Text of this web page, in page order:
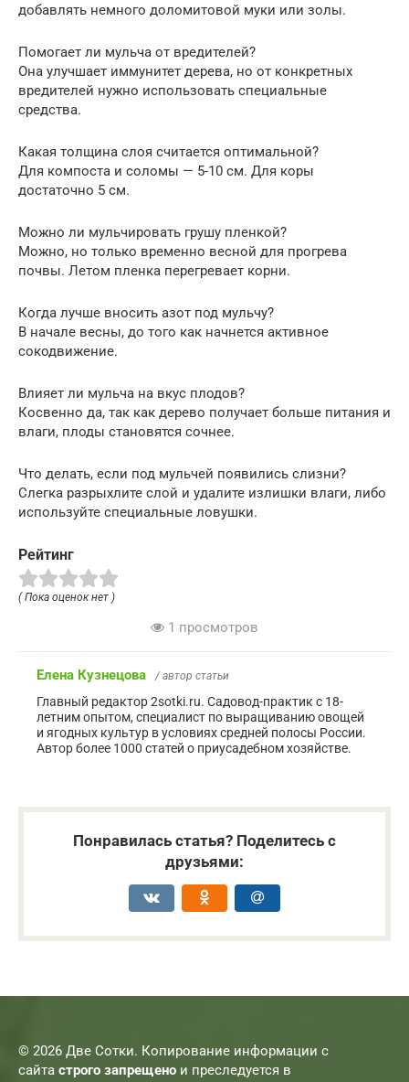
добавлять немного доломитовой муки или золы.
Помогает ли мульча от вредителей?
Она улучшает иммунитет дерева, но от конкретных
вредителей нужно использовать специальные
средства.
Какая толщина слоя считается оптимальной?
Для компоста и соломы — 5-10 см. Для коры
достаточно 5 см.
Можно ли мульчировать грушу пленкой?
Можно, но только временно весной для прогрева
почвы. Летом пленка перегревает корни.
Когда лучше вносить азот под мульчу?
В начале весны, до того как начнется активное
сокодвижение.
Влияет ли мульча на вкус плодов?
Косвенно да, так как дерево получает больше питания и
влаги, плоды становятся сочнее.
Что делать, если под мульчей появились слизни?
Слегка разрыхлите слой и удалите излишки влаги, либо
используйте специальные ловушки.
Рейтинг
( Пока оценок нет )
1 просмотров
Елена Кузнецова / автор статьи
Главный редактор 2sotki.ru. Садовод-практик с 18-
летним опытом, специалист по выращиванию овощей
и ягодных культур в условиях средней полосы России.
Автор более 1000 статей о приусадебном хозяйстве.
Понравилась статья? Поделитесь с
друзьями:
© 2026 Две Сотки. Копирование информации с
сайта строго запрещено и преследуется в